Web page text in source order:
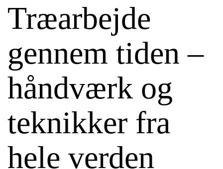
Træarbejde
gennem tiden –
håndværk og
teknikker fra
hele verden